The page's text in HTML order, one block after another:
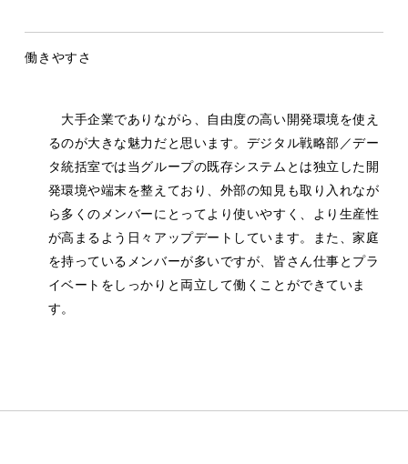
働きやすさ
大手企業でありながら、自由度の高い開発環境を使え
るのが大きな魅力だと思います。デジタル戦略部／デー
タ統括室では当グループの既存システムとは独立した開
発環境や端末を整えており、外部の知見も取り入れなが
ら多くのメンバーにとってより使いやすく、より生産性
が高まるよう日々アップデートしています。また、家庭
を持っているメンバーが多いですが、皆さん仕事とプラ
イベートをしっかりと両立して働くことができていま
す。